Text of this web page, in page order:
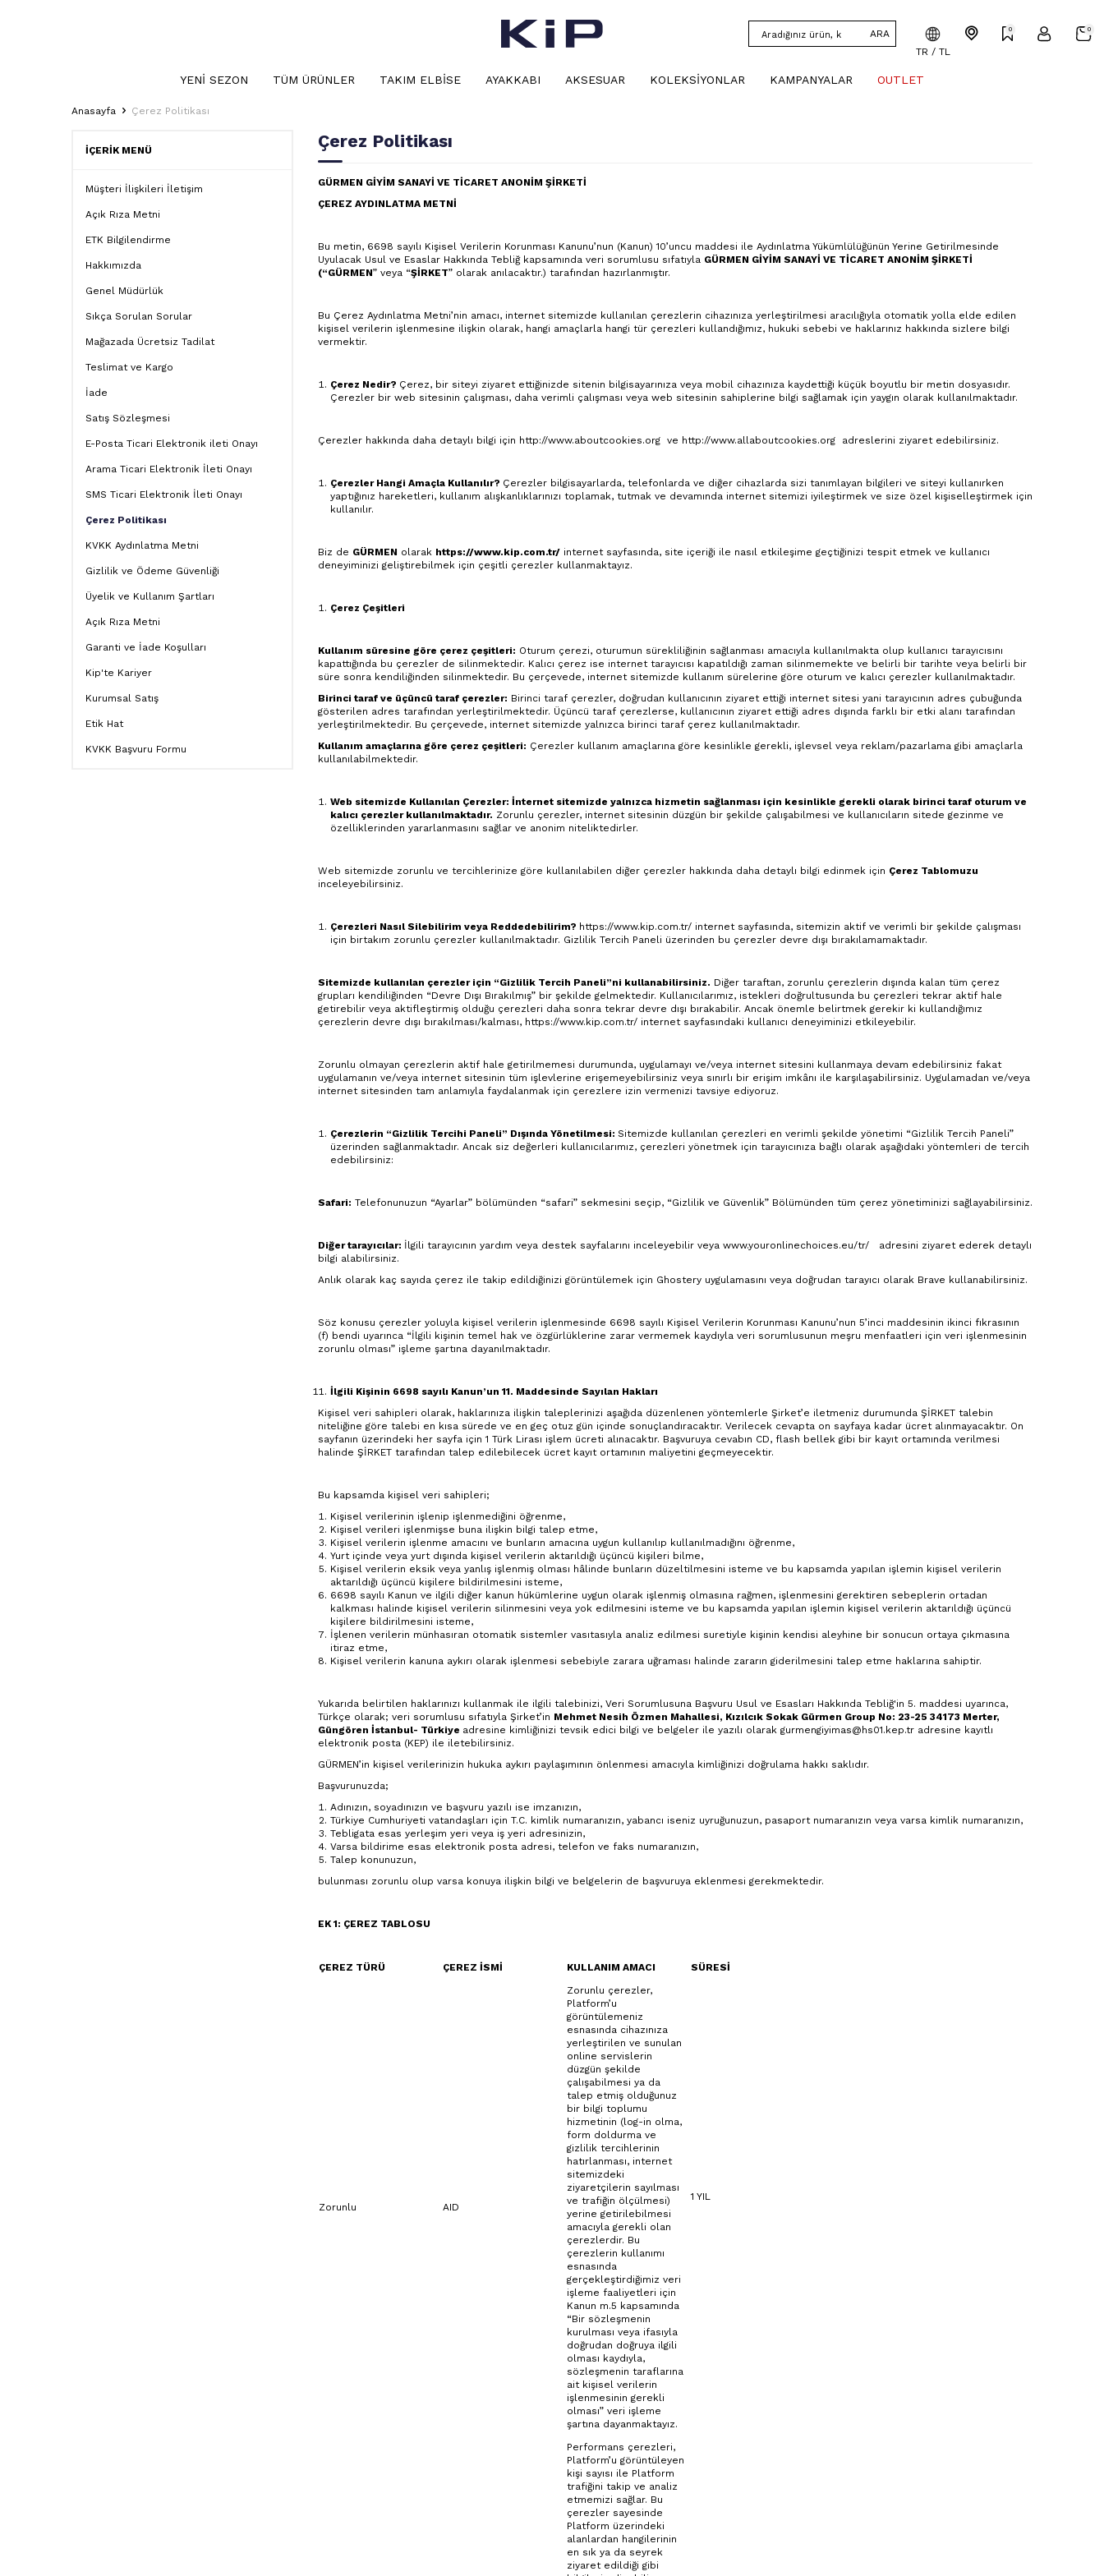
ARA
TR / TL
0 0
YENI SEZON TÜM ÜRÜNLER TAKIM ELBISE AYAKKABI AKSESUAR KOLEKSIYONLAR KAMPANYALAR OUTLET
Anasayfa Çerez Politikası
İÇERIK MENÜ
Müşteri İlişkileri İletişim
Açık Rıza Metni
ETK Bilgilendirme
Hakkımızda
Genel Müdürlük
Sıkça Sorulan Sorular
Mağazada Ücretsiz Tadilat
Teslimat ve Kargo
İade
Satış Sözleşmesi
E-Posta Ticari Elektronik ileti Onayı
Arama Ticari Elektronik İleti Onayı
SMS Ticari Elektronik İleti Onayı
Çerez Politikası
KVKK Aydınlatma Metni
Gizlilik ve Ödeme Güvenliği
Üyelik ve Kullanım Şartları
Açık Rıza Metni
Garanti ve İade Koşulları
Kip'te Kariyer
Kurumsal Satış
Etik Hat
KVKK Başvuru Formu
Çerez Politikası
GÜRMEN GİYİM SANAYİ VE TİCARET ANONİM ŞİRKETİ
ÇEREZ AYDINLATMA METNİ
Bu metin, 6698 sayılı Kişisel Verilerin Korunması Kanunu’nun (Kanun) 10’uncu maddesi ile Aydınlatma Yükümlülüğünün Yerine Getirilmesinde
Uyulacak Usul ve Esaslar Hakkında Tebliğ kapsamında veri sorumlusu sıfatıyla GÜRMEN GİYİM SANAYİ VE TİCARET ANONİM ŞİRKETİ
(“GÜRMEN” veya “ŞİRKET” olarak anılacaktır.) tarafından hazırlanmıştır.
Bu Çerez Aydınlatma Metni’nin amacı, internet sitemizde kullanılan çerezlerin cihazınıza yerleştirilmesi aracılığıyla otomatik yolla elde edilen
kişisel verilerin işlenmesine ilişkin olarak, hangi amaçlarla hangi tür çerezleri kullandığımız, hukuki sebebi ve haklarınız hakkında sizlere bilgi
vermektir.
Çerez Nedir? Çerez, bir siteyi ziyaret ettiğinizde sitenin bilgisayarınıza veya mobil cihazınıza kaydettiği küçük boyutlu bir metin dosyasıdır.
Çerezler bir web sitesinin çalışması, daha verimli çalışması veya web sitesinin sahiplerine bilgi sağlamak için yaygın olarak kullanılmaktadır.
Çerezler hakkında daha detaylı bilgi için http://www.aboutcookies.org ve http://www.allaboutcookies.org adreslerini ziyaret edebilirsiniz.
Çerezler Hangi Amaçla Kullanılır? Çerezler bilgisayarlarda, telefonlarda ve diğer cihazlarda sizi tanımlayan bilgileri ve siteyi kullanırken
yaptığınız hareketleri, kullanım alışkanlıklarınızı toplamak, tutmak ve devamında internet sitemizi iyileştirmek ve size özel kişiselleştirmek için
kullanılır.
Biz de GÜRMEN olarak https://www.kip.com.tr/ internet sayfasında, site içeriği ile nasıl etkileşime geçtiğinizi tespit etmek ve kullanıcı
deneyiminizi geliştirebilmek için çeşitli çerezler kullanmaktayız.
Çerez Çeşitleri
Kullanım süresine göre çerez çeşitleri: Oturum çerezi, oturumun sürekliliğinin sağlanması amacıyla kullanılmakta olup kullanıcı tarayıcısını
kapattığında bu çerezler de silinmektedir. Kalıcı çerez ise internet tarayıcısı kapatıldığı zaman silinmemekte ve belirli bir tarihte veya belirli bir
süre sonra kendiliğinden silinmektedir. Bu çerçevede, internet sitemizde kullanım sürelerine göre oturum ve kalıcı çerezler kullanılmaktadır.
Birinci taraf ve üçüncü taraf çerezler: Birinci taraf çerezler, doğrudan kullanıcının ziyaret ettiği internet sitesi yani tarayıcının adres çubuğunda
gösterilen adres tarafından yerleştirilmektedir. Üçüncü taraf çerezlerse, kullanıcının ziyaret ettiği adres dışında farklı bir etki alanı tarafından
yerleştirilmektedir. Bu çerçevede, internet sitemizde yalnızca birinci taraf çerez kullanılmaktadır.
Kullanım amaçlarına göre çerez çeşitleri: Çerezler kullanım amaçlarına göre kesinlikle gerekli, işlevsel veya reklam/pazarlama gibi amaçlarla
kullanılabilmektedir.
Web sitemizde Kullanılan Çerezler: İnternet sitemizde yalnızca hizmetin sağlanması için kesinlikle gerekli olarak birinci taraf oturum ve
kalıcı çerezler kullanılmaktadır. Zorunlu çerezler, internet sitesinin düzgün bir şekilde çalışabilmesi ve kullanıcıların sitede gezinme ve
özelliklerinden yararlanmasını sağlar ve anonim niteliktedirler.
Web sitemizde zorunlu ve tercihlerinize göre kullanılabilen diğer çerezler hakkında daha detaylı bilgi edinmek için Çerez Tablomuzu
inceleyebilirsiniz.
Çerezleri Nasıl Silebilirim veya Reddedebilirim? https://www.kip.com.tr/ internet sayfasında, sitemizin aktif ve verimli bir şekilde çalışması
için birtakım zorunlu çerezler kullanılmaktadır. Gizlilik Tercih Paneli üzerinden bu çerezler devre dışı bırakılamamaktadır.
Sitemizde kullanılan çerezler için “Gizlilik Tercih Paneli”ni kullanabilirsiniz. Diğer taraftan, zorunlu çerezlerin dışında kalan tüm çerez
grupları kendiliğinden “Devre Dışı Bırakılmış” bir şekilde gelmektedir. Kullanıcılarımız, istekleri doğrultusunda bu çerezleri tekrar aktif hale
getirebilir veya aktifleştirmiş olduğu çerezleri daha sonra tekrar devre dışı bırakabilir. Ancak önemle belirtmek gerekir ki kullandığımız
çerezlerin devre dışı bırakılması/kalması, https://www.kip.com.tr/ internet sayfasındaki kullanıcı deneyiminizi etkileyebilir.
Zorunlu olmayan çerezlerin aktif hale getirilmemesi durumunda, uygulamayı ve/veya internet sitesini kullanmaya devam edebilirsiniz fakat
uygulamanın ve/veya internet sitesinin tüm işlevlerine erişemeyebilirsiniz veya sınırlı bir erişim imkânı ile karşılaşabilirsiniz. Uygulamadan ve/veya
internet sitesinden tam anlamıyla faydalanmak için çerezlere izin vermenizi tavsiye ediyoruz.
Çerezlerin “Gizlilik Tercihi Paneli” Dışında Yönetilmesi: Sitemizde kullanılan çerezleri en verimli şekilde yönetimi “Gizlilik Tercih Paneli”
üzerinden sağlanmaktadır. Ancak siz değerleri kullanıcılarımız, çerezleri yönetmek için tarayıcınıza bağlı olarak aşağıdaki yöntemleri de tercih
edebilirsiniz:
Safari: Telefonunuzun “Ayarlar” bölümünden “safari” sekmesini seçip, “Gizlilik ve Güvenlik” Bölümünden tüm çerez yönetiminizi sağlayabilirsiniz.
Diğer tarayıcılar: İlgili tarayıcının yardım veya destek sayfalarını inceleyebilir veya www.youronlinechoices.eu/tr/ adresini ziyaret ederek detaylı
bilgi alabilirsiniz.
Anlık olarak kaç sayıda çerez ile takip edildiğinizi görüntülemek için Ghostery uygulamasını veya doğrudan tarayıcı olarak Brave kullanabilirsiniz.
Söz konusu çerezler yoluyla kişisel verilerin işlenmesinde 6698 sayılı Kişisel Verilerin Korunması Kanunu’nun 5’inci maddesinin ikinci fıkrasının
(f) bendi uyarınca “İlgili kişinin temel hak ve özgürlüklerine zarar vermemek kaydıyla veri sorumlusunun meşru menfaatleri için veri işlenmesinin
zorunlu olması” işleme şartına dayanılmaktadır.
İlgili Kişinin 6698 sayılı Kanun’un 11. Maddesinde Sayılan Hakları
Kişisel veri sahipleri olarak, haklarınıza ilişkin taleplerinizi aşağıda düzenlenen yöntemlerle Şirket’e iletmeniz durumunda ŞİRKET talebin
niteliğine göre talebi en kısa sürede ve en geç otuz gün içinde sonuçlandıracaktır. Verilecek cevapta on sayfaya kadar ücret alınmayacaktır. On
sayfanın üzerindeki her sayfa için 1 Türk Lirası işlem ücreti alınacaktır. Başvuruya cevabın CD, flash bellek gibi bir kayıt ortamında verilmesi
halinde ŞİRKET tarafından talep edilebilecek ücret kayıt ortamının maliyetini geçmeyecektir.
Bu kapsamda kişisel veri sahipleri;
Kişisel verilerinin işlenip işlenmediğini öğrenme,
Kişisel verileri işlenmişse buna ilişkin bilgi talep etme,
Kişisel verilerin işlenme amacını ve bunların amacına uygun kullanılıp kullanılmadığını öğrenme,
Yurt içinde veya yurt dışında kişisel verilerin aktarıldığı üçüncü kişileri bilme,
Kişisel verilerin eksik veya yanlış işlenmiş olması hâlinde bunların düzeltilmesini isteme ve bu kapsamda yapılan işlemin kişisel verilerin
aktarıldığı üçüncü kişilere bildirilmesini isteme,
6698 sayılı Kanun ve ilgili diğer kanun hükümlerine uygun olarak işlenmiş olmasına rağmen, işlenmesini gerektiren sebeplerin ortadan
kalkması halinde kişisel verilerin silinmesini veya yok edilmesini isteme ve bu kapsamda yapılan işlemin kişisel verilerin aktarıldığı üçüncü
kişilere bildirilmesini isteme,
İşlenen verilerin münhasıran otomatik sistemler vasıtasıyla analiz edilmesi suretiyle kişinin kendisi aleyhine bir sonucun ortaya çıkmasına
itiraz etme,
Kişisel verilerin kanuna aykırı olarak işlenmesi sebebiyle zarara uğraması halinde zararın giderilmesini talep etme haklarına sahiptir.
Yukarıda belirtilen haklarınızı kullanmak ile ilgili talebinizi, Veri Sorumlusuna Başvuru Usul ve Esasları Hakkında Tebliğ'in 5. maddesi uyarınca,
Türkçe olarak; veri sorumlusu sıfatıyla Şirket’in Mehmet Nesih Özmen Mahallesi, Kızılcık Sokak Gürmen Group No: 23-25 34173 Merter,
Güngören İstanbul- Türkiye adresine kimliğinizi tevsik edici bilgi ve belgeler ile yazılı olarak gurmengiyimas@hs01.kep.tr adresine kayıtlı
elektronik posta (KEP) ile iletebilirsiniz.
GÜRMEN’in kişisel verilerinizin hukuka aykırı paylaşımının önlenmesi amacıyla kimliğinizi doğrulama hakkı saklıdır.
Başvurunuzda;
Adınızın, soyadınızın ve başvuru yazılı ise imzanızın,
Türkiye Cumhuriyeti vatandaşları için T.C. kimlik numaranızın, yabancı iseniz uyruğunuzun, pasaport numaranızın veya varsa kimlik numaranızın,
Tebligata esas yerleşim yeri veya iş yeri adresinizin,
Varsa bildirime esas elektronik posta adresi, telefon ve faks numaranızın,
Talep konunuzun,
bulunması zorunlu olup varsa konuya ilişkin bilgi ve belgelerin de başvuruya eklenmesi gerekmektedir.
EK 1: ÇEREZ TABLOSU
ÇEREZ TÜRÜ ÇEREZ İSMİ KULLANIM AMACI SÜRESİ
Zorunlu AID
Zorunlu çerezler,
Platform’u
görüntülemeniz
esnasında cihazınıza
yerleştirilen ve sunulan
online servislerin
düzgün şekilde
çalışabilmesi ya da
talep etmiş olduğunuz
bir bilgi toplumu
hizmetinin (log-in olma,
form doldurma ve
gizlilik tercihlerinin
hatırlanması, internet
sitemizdeki
ziyaretçilerin sayılması
ve trafiğin ölçülmesi)
yerine getirilebilmesi
amacıyla gerekli olan
çerezlerdir. Bu
çerezlerin kullanımı
esnasında
gerçekleştirdiğimiz veri
işleme faaliyetleri için
Kanun m.5 kapsamında
“Bir sözleşmenin
kurulması veya ifasıyla
doğrudan doğruya ilgili
olması kaydıyla,
sözleşmenin taraflarına
ait kişisel verilerin
işlenmesinin gerekli
olması” veri işleme
şartına dayanmaktayız.
1 YIL
Performans çerezleri,
Platform’u görüntüleyen
kişi sayısı ile Platform
trafiğini takip ve analiz
etmemizi sağlar. Bu
çerezler sayesinde
Platform üzerindeki
alanlardan hangilerinin
en sık ya da seyrek
ziyaret edildiği gibi